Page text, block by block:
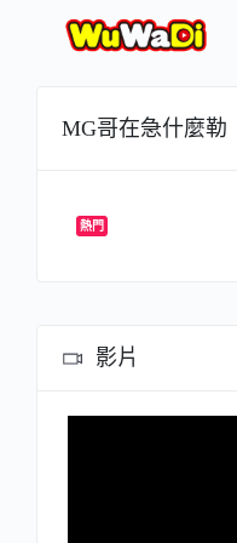
MG哥在急什麼勒
熱門
影片